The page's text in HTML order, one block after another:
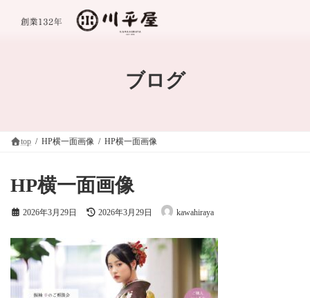
ブログ
top HP横一面画像 HP横一面画像
HP横一面画像
2026年3月29日
最
新
日
時
2026年3月29日 kawahiraya